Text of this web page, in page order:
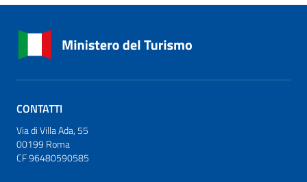
CONTATTI
Via di Villa Ada, 55
00199 Roma
CF 96480590585